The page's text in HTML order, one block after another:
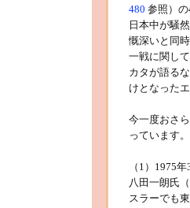
480 参照）
日本中が騒
慨深いと同
一戦に関し
カタが語る
けとなった
今一度おさ
っています。
（1）1975
八田一朗氏
スラーでも